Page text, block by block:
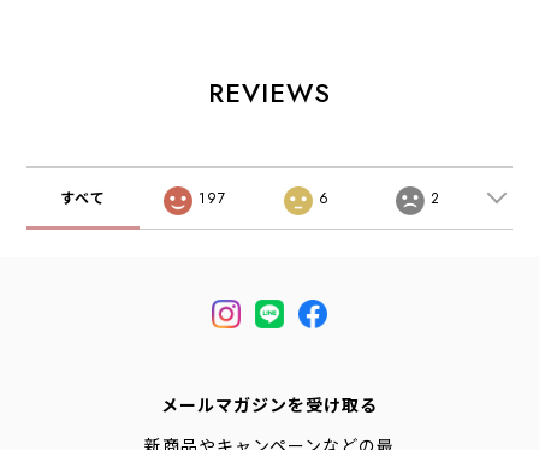
チキンティー・半
袖Tシャツ・プリ
MEN'S / LADY'S
[2026SS]
REVIEWS
すべて 197 6 2
メールマガジンを受け取る